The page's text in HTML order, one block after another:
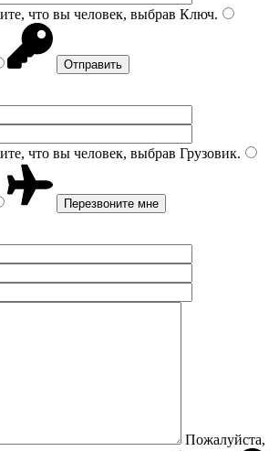
что вы человек, выбрав Ключ.
что вы человек, выбрав Грузовик.
Пожалуйста,